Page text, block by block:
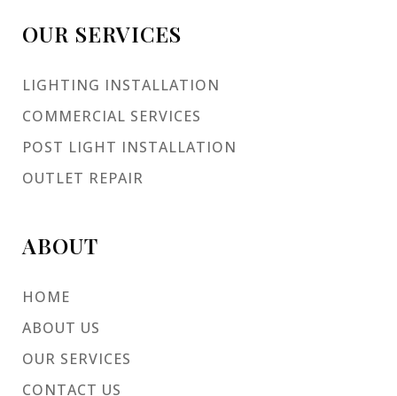
OUR SERVICES
LIGHTING INSTALLATION
COMMERCIAL SERVICES
POST LIGHT INSTALLATION
OUTLET REPAIR
ABOUT
HOME
ABOUT US
OUR SERVICES
CONTACT US